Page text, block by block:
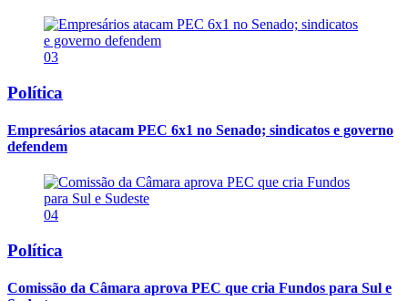
03
Política
Empresários atacam PEC 6x1 no Senado; sindicatos e governo
defendem
04
Política
Comissão da Câmara aprova PEC que cria Fundos para Sul e